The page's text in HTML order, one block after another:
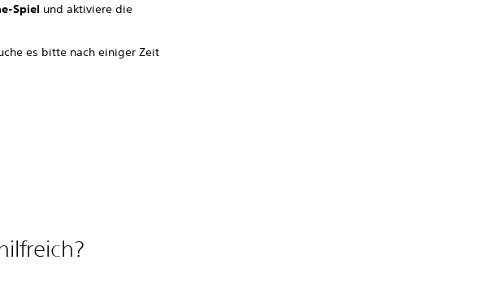
Spiel und aktiviere die
es bitte nach einiger Zeit